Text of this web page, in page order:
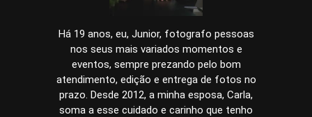
Há 19 anos, eu, Junior, fotografo pessoas
nos seus mais variados momentos e
eventos, sempre prezando pelo bom
atendimento, edição e entrega de fotos no
prazo. Desde 2012, a minha esposa, Carla,
soma a esse cuidado e carinho que tenho